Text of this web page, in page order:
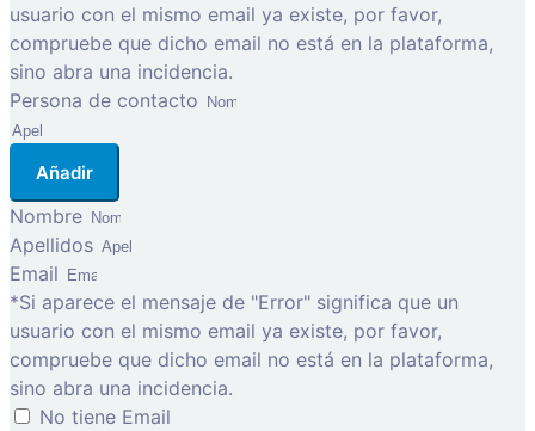
usuario con el mismo email ya existe, por favor,
compruebe que dicho email no está en la plataforma,
sino abra una incidencia.
Persona de contacto
Añadir
Nombre
Apellidos
Email
*Si aparece el mensaje de "Error" significa que un
usuario con el mismo email ya existe, por favor,
compruebe que dicho email no está en la plataforma,
sino abra una incidencia.
No tiene Email